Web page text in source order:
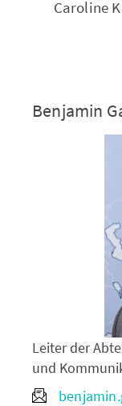
Caroline
Benjamin
Leiter der
und